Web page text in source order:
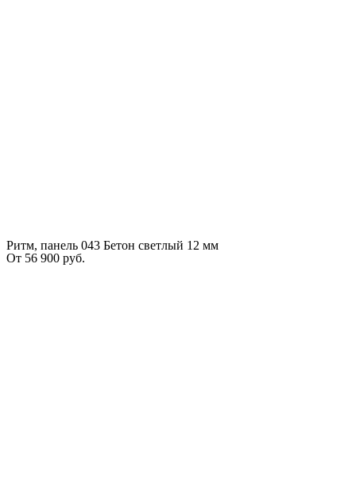
Ритм, панель 043 Бетон светлый 12 мм
От 56 900 руб.